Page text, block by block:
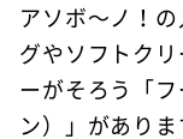
アソボ～ノ！
グやソフトク
ーがそろう「
ン）」があり